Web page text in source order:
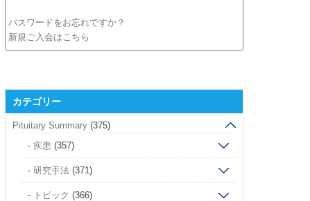
パスワードをお忘れですか？
新規ご入会はこちら
カテゴリー
Pituitary Summary(375)
疾患 (357)
研究手法(371)
トピック (366)